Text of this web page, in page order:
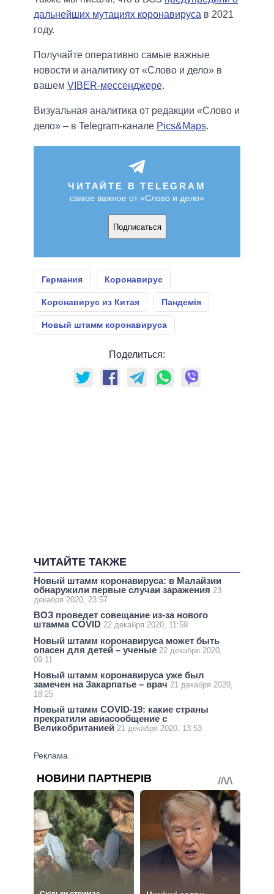
дальнейших мутациях коронавируса в 2021
году.
Получайте оперативно самые важные
новости и аналитику от «Слово и дело» в
вашем VIBER-мессенджере.
Визуальная аналитика от редакции «Слово и
дело» – в Telegram-канале Pics&Maps.
ЧИТАЙТЕ В TELEGRAM
самое важное от «Слово и дело»
Подписаться
Германия Коронавирус
Коронавирус из Китая Пандемія
Новый штамм коронавируса
Поделиться:
ЧИТАЙТЕ ТАКЖЕ
Новый штамм коронавируса: в Малайзии
обнаружили первые случаи заражения 23
декабря 2020, 23:57
ВОЗ проведет совещание из-за нового
штамма COVID 22 декабря 2020, 11:59
Новый штамм коронавируса может быть
опасен для детей – ученые 22 декабря 2020,
09:11
Новый штамм коронавируса уже был
замечен на Закарпатье – врач 21 декабря 2020,
18:25
Новый штамм COVІD-19: какие страны
прекратили авиасообщение с
Великобританией 21 декабря 2020, 13:53